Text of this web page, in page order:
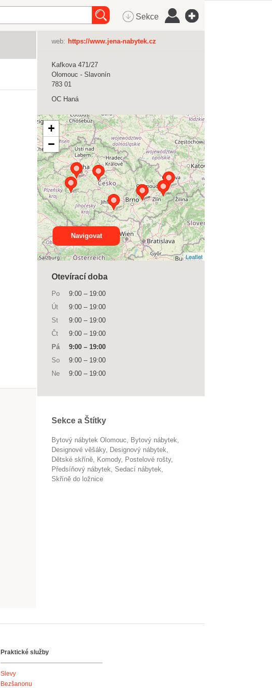
Sekce
web: https://www.jena-nabytek.cz
Kafkova 471/27
Olomouc - Slavonín
783 01
OC Haná
+
−
Leaflet
Navigovat
Otevírací doba
Po 9:00 – 19:00
Út
9:00 – 19:00
St
9:00 – 19:00
Čt
9:00 – 19:00
Pá
9:00 – 19:00
So
9:00 – 19:00
Ne
9:00 – 19:00
Sekce a Štítky
Bytový nábytek Olomouc
Bytový nábytek
designové věšáky
designový nábytek
dětské skříně
komody
postelové rošty
předsíňový nábytek
sedací nábytek
skříně do ložnice
Praktické služby
Slevy
Bezšanonu